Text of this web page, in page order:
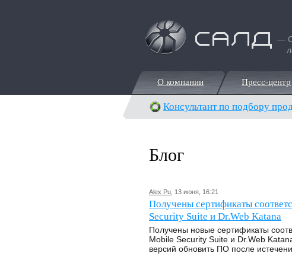
—
О компании
О компании Пресс-центр
Пресс-центр
Консультант по подбору
Блог
Alex Pu , 13 июня, 16:21
Получены сертификаты
Security Suite и Dr.Web Katana
Получены новые сертификаты
Mobile Security Suite и Dr.Web
версий обновить ПО после